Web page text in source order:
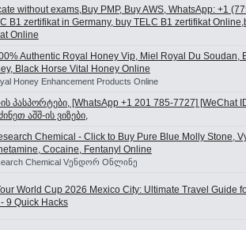
without exams,Buy PMP, Buy AWS, WhatsApp: +1
B1 zertifikat in Germany, buy TELC B1 zertifikat
Online
Authentic Royal Honey Vip, Miel Royal Du Soudan,
Black Horse Vital Honey Online
Honey Enhancement Products Online
ის პასპორტები, [WhatsApp +1 201 785-7727] [WeChat
აშშ-ის ვიზები,
Chemical - Click to Buy Pure Blue Molly Stone,
Cocaine, Fentanyl Online
Chemical Vენდორ Oნლინე
World Cup 2026 Mexico City: Ultimate Travel Guide
9 Quick Hacks